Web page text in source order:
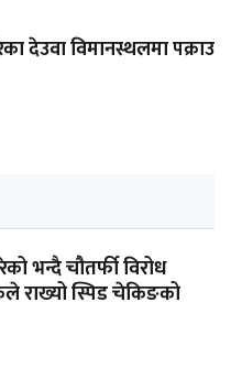
देउवा विमानस्थलमा पक्राउ
भन्दै चौतर्फी विरोध
राख्यो स्पिड चेकिङको